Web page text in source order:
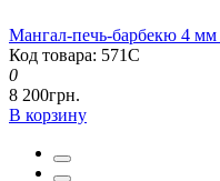
Мангал-печь-барбекю 4
Код товара: 571С
0
8 200грн.
В корзину